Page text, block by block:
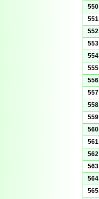
550
551
552
553
554
555
556
557
558
559
560
561
562
563
564
565